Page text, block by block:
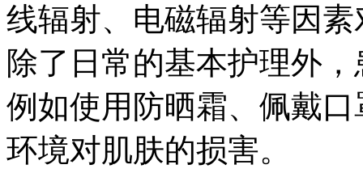
线辐射、电磁辐射等因
除了日常的基本护理外
例如使用防晒霜、佩戴
环境对肌肤的损害。